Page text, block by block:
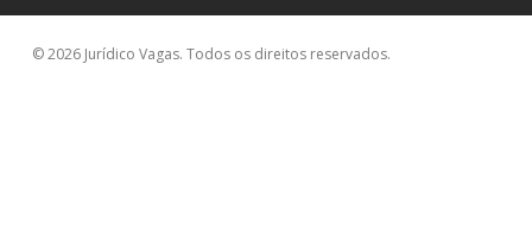
© 2026 Jurídico Vagas. Todos os direitos reservados.